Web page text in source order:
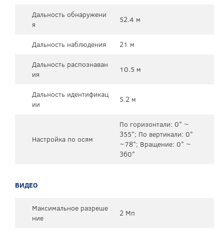
Дальность обнаружени
я
52.4 м
Дальность наблюдения
21 м
Дальность распознаван
ия
10.5 м
Дальность идентификац
ии
5.2 м
Настройка по осям
По горизонтали: 0° ~
355°; По вертикали: 0°
~78°; Вращение: 0° ~
360°
ВИДЕО
Максимальное разреше
ние
2 Мп